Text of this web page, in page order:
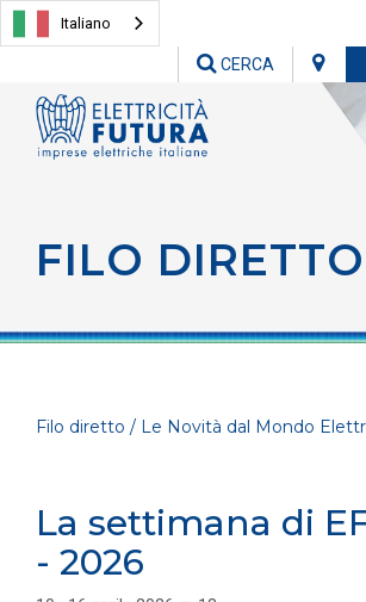
Italiano
CERCA
FILO DIRETTO
Filo diretto / Le Novità dal Mondo
La settimana di
- 2026